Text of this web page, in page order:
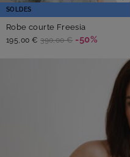
SOLDES
Robe courte Freesia
195,00 € 390,00 € -50%